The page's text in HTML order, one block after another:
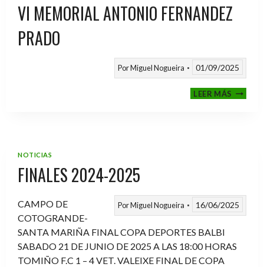
VI MEMORIAL ANTONIO FERNANDEZ
PRADO
PorMiguel Nogueira 01/09/2025
LEER MÁSVI
NOTICIAS
FINALES 2024-2025
PorMiguel Nogueira 16/06/2025
CAMPO DE
COTOGRANDE-
SANTA MARIÑA FINAL COPA DEPORTES BALBI
SABADO 21 DE JUNIO DE 2025 A LAS 18:00 HORAS
TOMIÑO F.C 1 – 4 VET. VALEIXE FINAL DE COPA